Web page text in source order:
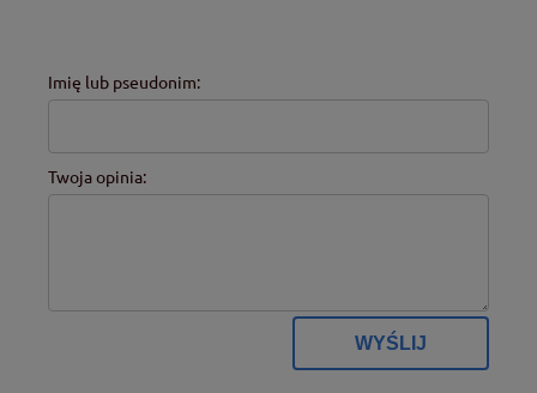
Imię lub pseudonim:
Twoja opinia:
WYŚLIJ